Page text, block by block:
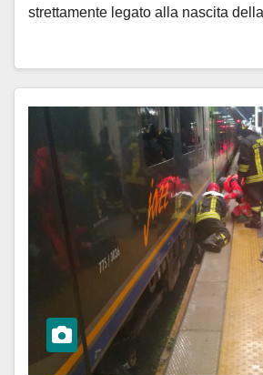
strettamente legato alla nascita